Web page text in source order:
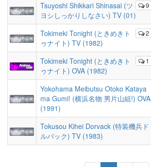
9
Tsuyoshi Shikkari Shinasai (ツ
ヨシしっかりしなさい) TV (01)
2
Tokimeki Tonight (ときめきト
ゥナイト) TV (1982)
1
Tokimeki Tonight (ときめきト
ゥナイト) OVA (1982)
Yokohama Meibutsu Otoko Kataya
ma Gumi! (横浜名物 男片山組!) OVA
(1991)
Tokusou Kihei Dorvack (特装機兵ド
ルバック) TV (1983)